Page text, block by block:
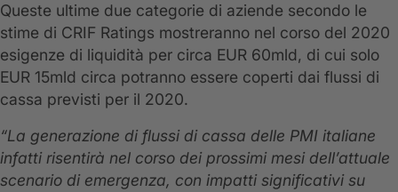
Queste ultime due categorie di aziende secondo le
stime di CRIF Ratings mostreranno nel corso del 2020
esigenze di liquidità per circa EUR 60mld, di cui solo
EUR 15mld circa potranno essere coperti dai flussi di
cassa previsti per il 2020.
“La generazione di flussi di cassa delle PMI italiane
infatti risentirà nel corso dei prossimi mesi dell’attuale
scenario di emergenza, con impatti significativi su